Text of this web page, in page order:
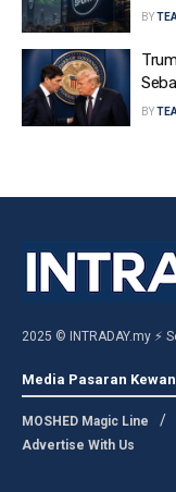
BY
BY
2025 © INTRADAY.my ⚡
Media Pasaran
MOSHED Magic Line
Advertise With Us